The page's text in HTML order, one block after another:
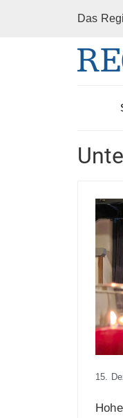
Das
15.